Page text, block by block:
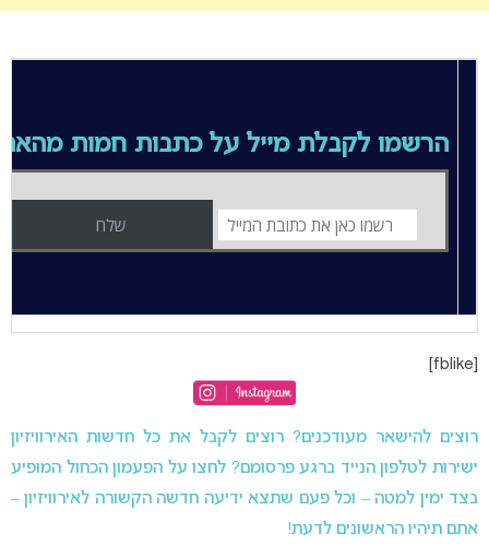
הרשמו לקבלת מייל על כתבות חמות
רוצים להישאר מעודכנים? רוצים לקבל את כל חדשות האירוויזיון
ישירות לטלפון הנייד ברגע פרסומם? לחצו על הפעמון הכחול המופיע
בצד ימין למטה – וכל פעם שתצא ידיעה חדשה הקשורה לאירוויזיון –
אתם תיהיו הראשונים לדעת!